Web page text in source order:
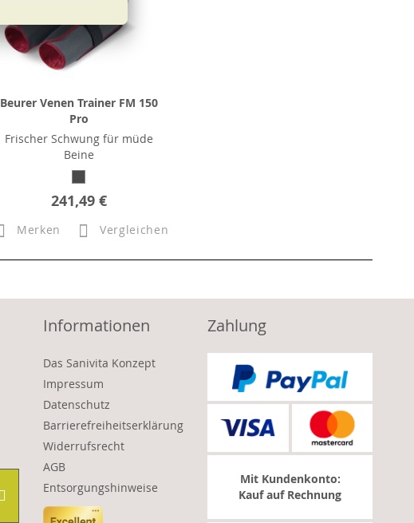
Beurer Venen Trainer FM 150
Pro
Frischer Schwung für müde
Beine
241,49 €
Merken Vergleichen
Informationen
Das Sanivita Konzept
Impressum
Datenschutz
Barrierefreiheitserklärung
Widerrufsrecht
AGB
Entsorgungshinweise
Zahlung
Mit Kundenkonto:
Kauf auf Rechnung